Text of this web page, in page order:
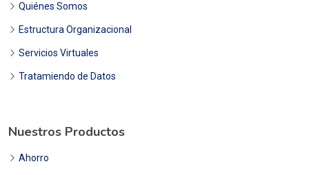
Quiénes Somos
Estructura Organizacional
Servicios Virtuales
Tratamiendo de Datos
Nuestros Productos
Ahorro